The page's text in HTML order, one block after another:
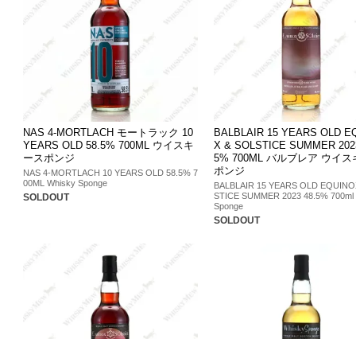
NAS 4-MORTLACH モートラック 10
YEARS OLD 58.5% 700ML ウイスキ
ースポンジ
NAS 4-MORTLACH 10 YEARS OLD 58.5% 7
00ML Whisky Sponge
SOLDOUT
BALBLAIR 15 YEARS OLD
X & SOLSTICE SUMMER
5% 700ML バルブレア ウイス
ポンジ
BALBLAIR 15 YEARS OLD
STICE SUMMER 2023 48.5%
Sponge
SOLDOUT